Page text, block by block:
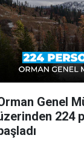
Genel
224